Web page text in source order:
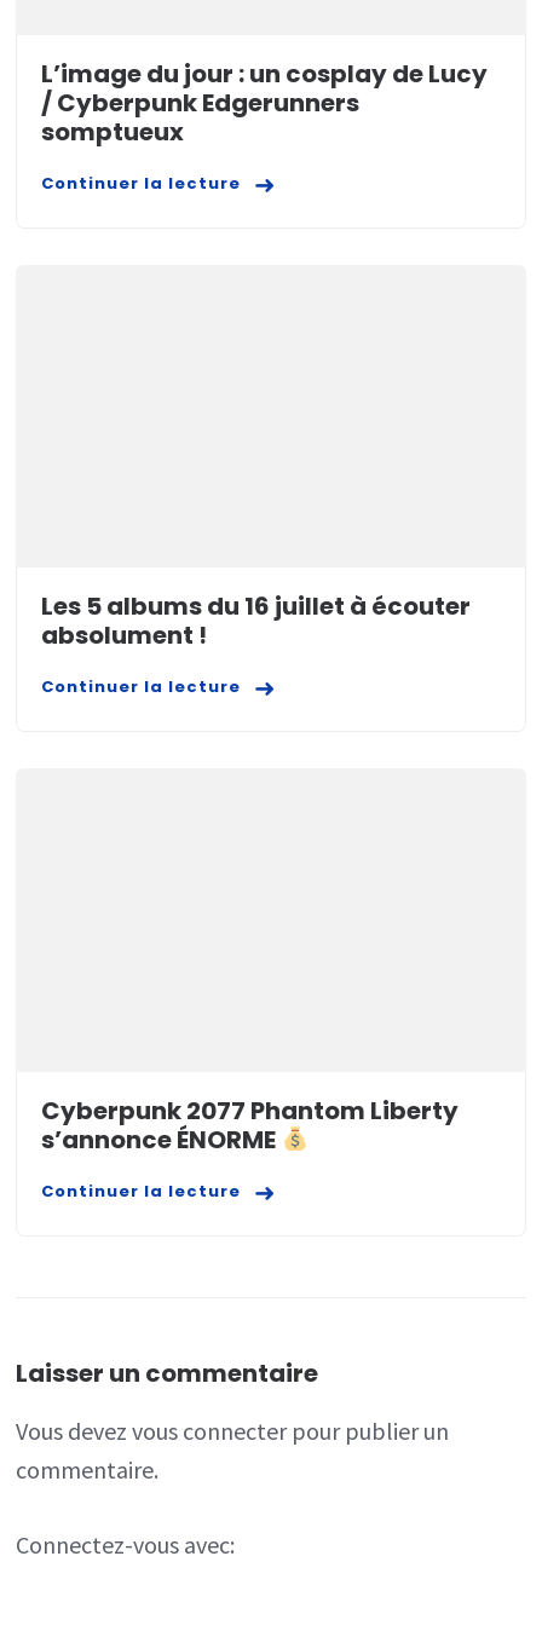
L’image du jour : un cosplay de Lucy
/ Cyberpunk Edgerunners
somptueux
Continuer la lecture
Les 5 albums du 16 juillet à écouter
absolument !
Continuer la lecture
Cyberpunk 2077 Phantom Liberty
s’annonce ÉNORME
Continuer la lecture
Laisser un commentaire
Vous devezvous connecterpour publier un
commentaire.
Connectez-vous avec: